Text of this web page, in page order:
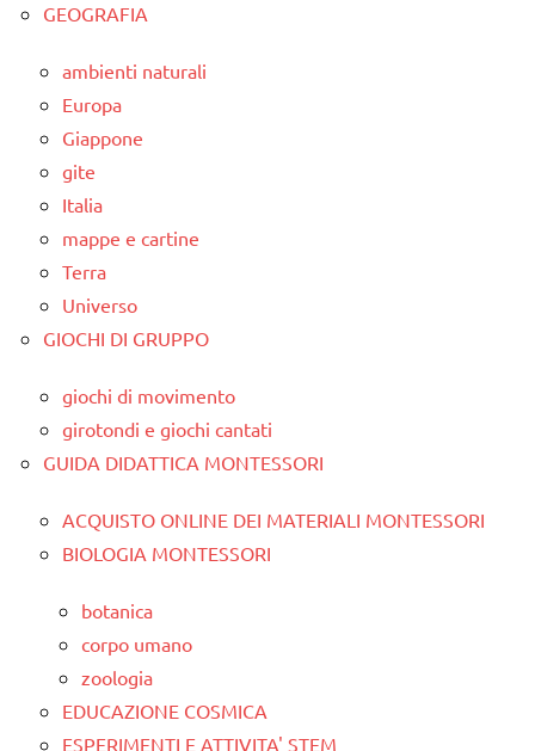
GEOGRAFIA
ambienti naturali
Europa
Giappone
gite
Italia
mappe e cartine
Terra
Universo
GIOCHI DI GRUPPO
giochi di movimento
girotondi e giochi cantati
GUIDA DIDATTICA MONTESSORI
ACQUISTO ONLINE DEI MATERIALI MONTESSORI
BIOLOGIA MONTESSORI
botanica
corpo umano
zoologia
EDUCAZIONE COSMICA
ESPERIMENTI E ATTIVITA' STEM